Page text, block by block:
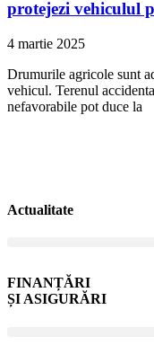
protejezi vehiculul
4 martie 2025
Drumurile agricole sunt
vehicul. Terenul
nefavorabile pot duce la
Actualitate
FINANȚĂRI
ȘI ASIGURĂRI